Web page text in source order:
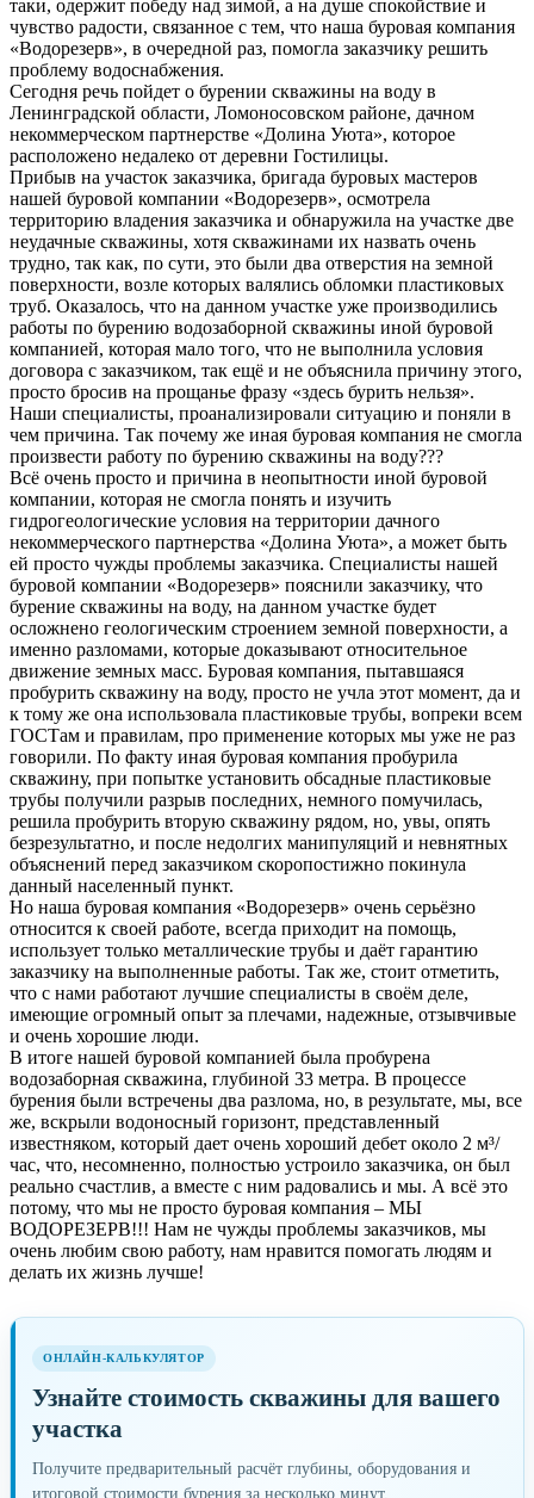
таки, одержит победу над зимой, а на душе спокойствие и
чувство радости, связанное с тем, что наша буровая компания
«Водорезерв», в очередной раз, помогла заказчику решить
проблему водоснабжения.
Сегодня речь пойдет о бурении скважины на воду в
Ленинградской области, Ломоносовском районе, дачном
некоммерческом партнерстве «Долина Уюта», которое
расположено недалеко от деревни Гостилицы.
Прибыв на участок заказчика, бригада буровых мастеров
нашей буровой компании «Водорезерв», осмотрела
территорию владения заказчика и обнаружила на участке две
неудачные скважины, хотя скважинами их назвать очень
трудно, так как, по сути, это были два отверстия на земной
поверхности, возле которых валялись обломки пластиковых
труб. Оказалось, что на данном участке уже производились
работы по бурению водозаборной скважины иной буровой
компанией, которая мало того, что не выполнила условия
договора с заказчиком, так ещё и не объяснила причину этого,
просто бросив на прощанье фразу «здесь бурить нельзя».
Наши специалисты, проанализировали ситуацию и поняли в
чем причина. Так почему же иная буровая компания не смогла
произвести работу по бурению скважины на воду???
Всё очень просто и причина в неопытности иной буровой
компании, которая не смогла понять и изучить
гидрогеологические условия на территории дачного
некоммерческого партнерства «Долина Уюта», а может быть
ей просто чужды проблемы заказчика. Специалисты нашей
буровой компании «Водорезерв» пояснили заказчику, что
бурение скважины на воду, на данном участке будет
осложнено геологическим строением земной поверхности, а
именно разломами, которые доказывают относительное
движение земных масс. Буровая компания, пытавшаяся
пробурить скважину на воду, просто не учла этот момент, да и
к тому же она использовала пластиковые трубы, вопреки всем
ГОСТам и правилам, про применение которых мы уже не раз
говорили. По факту иная буровая компания пробурила
скважину, при попытке установить обсадные пластиковые
трубы получили разрыв последних, немного помучилась,
решила пробурить вторую скважину рядом, но, увы, опять
безрезультатно, и после недолгих манипуляций и невнятных
объяснений перед заказчиком скоропостижно покинула
данный населенный пункт.
Но наша буровая компания «Водорезерв» очень серьёзно
относится к своей работе, всегда приходит на помощь,
использует только металлические трубы и даёт гарантию
заказчику на выполненные работы. Так же, стоит отметить,
что с нами работают лучшие специалисты в своём деле,
имеющие огромный опыт за плечами, надежные, отзывчивые
и очень хорошие люди.
В итоге нашей буровой компанией была пробурена
водозаборная скважина, глубиной 33 метра. В процессе
бурения были встречены два разлома, но, в результате, мы, все
же, вскрыли водоносный горизонт, представленный
известняком, который дает очень хороший дебет около 2 м³/
час, что, несомненно, полностью устроило заказчика, он был
реально счастлив, а вместе с ним радовались и мы. А всё это
потому, что мы не просто буровая компания – МЫ
ВОДОРЕЗЕРВ!!! Нам не чужды проблемы заказчиков, мы
очень любим свою работу, нам нравится помогать людям и
делать их жизнь лучше!
ОНЛАЙН-КАЛЬКУЛЯТОР
Узнайте стоимость скважины для вашего
участка
Получите предварительный расчёт глубины, оборудования и
итоговой стоимости бурения за несколько минут.